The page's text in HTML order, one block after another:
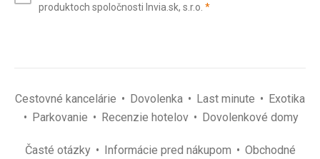
(povinné)
produktoch spoločnosti Invia.sk, s.r.o. *(povinné)
Cestovné kancelárie Dovolenka Last minute
Exotika
Parkovanie
Recenzie hotelov Dovolenkové domy
Časté otázky Informácie pred nákupom
Obchodné